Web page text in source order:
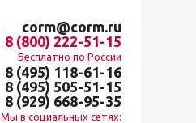
corm@corm.ru
8 (800) 222-51-15
Бесплатно по России
8 (495) 118-61-16
8 (495) 505-51-15
8 (929) 668-95-35
Мы в социальных сетях: